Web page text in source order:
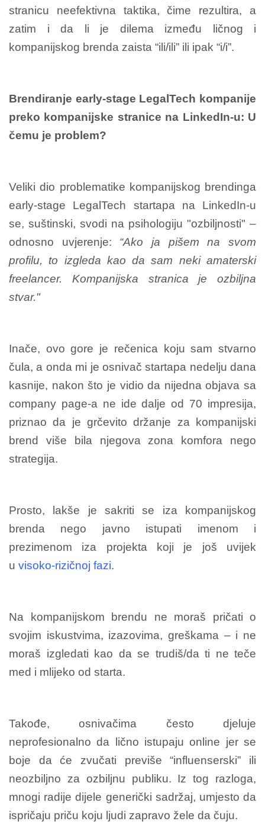
stranicu neefektivna taktika, čime rezultira, a
zatim i da li je dilema između ličnog i
kompanijskog brenda zaista “ili/ili” ili ipak “i/i”.
Brendiranje early-stage LegalTech kompanije
preko kompanijske stranice na LinkedIn-u: U
čemu je problem?
Veliki dio problematike kompanijskog brendinga
early-stage LegalTech startapa na LinkedIn-u
se, suštinski, svodi na psihologiju "ozbiljnosti" –
odnosno uvjerenje: “Ako ja pišem na svom
profilu, to izgleda kao da sam neki amaterski
freelancer. Kompanijska stranica je ozbiljna
stvar."
Inače, ovo gore je rečenica koju sam stvarno
čula, a onda mi je osnivač startapa nedelju dana
kasnije, nakon što je vidio da nijedna objava sa
company page-a ne ide dalje od 70 impresija,
priznao da je grčevito držanje za kompanijski
brend više bila njegova zona komfora nego
strategija.
Prosto, lakše je sakriti se iza kompanijskog
brenda nego javno istupati imenom i
prezimenom iza projekta koji je još uvijek
u visoko-rizičnoj fazi.
Na kompanijskom brendu ne moraš pričati o
svojim iskustvima, izazovima, greškama – i ne
moraš izgledati kao da se trudiš/da ti ne teče
med i mlijeko od starta.
Takođe, osnivačima često djeluje
neprofesionalno da lično istupaju online jer se
boje da će zvučati previše “influenserski” ili
neozbiljno za ozbiljnu publiku. Iz tog razloga,
mnogi radije dijele generički sadržaj, umjesto da
ispričaju priču koju ljudi zapravo žele da čuju.